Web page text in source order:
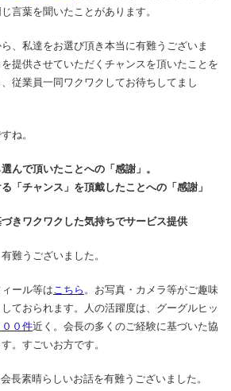
言葉を聞いたことがあります。
、私達をお選び頂き本当に有難うございま
提供させていただくチャンスを頂いたことを
従業員一同ワクワクしてお待ちしてまし
ね。
んで頂いたことへの「感謝」。
「チャンス」を頂戴したことへの「感謝」
きワクワクした気持ちでサービス提供
難うございました。
ール等は こちら 。お写真・カメラ等がご趣味
ておられます。人の活躍度は、グーグルヒッ
００件近く。会長の多くのご経験に基づいた協
。すごいお方です。
長素晴らしいお話を有難うございました。